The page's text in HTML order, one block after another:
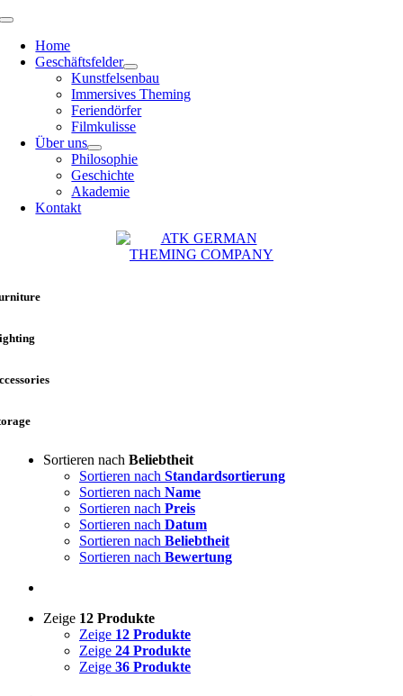
Zum
springen
Toggle
NavigationHome
Geschäftsfelder
Kunstfelsenbau
Immersives Theming
Feriendörfer
Filmkulisse
Über uns
Philosophie
Geschichte
Akademie
Kontakt
Sortieren nach Beliebtheit
Sortieren nach Standardsortierung
Sortieren nach Name
Sortieren nach Preis
Sortieren nach Datum
Sortieren nach Beliebtheit
Sortieren nach Bewertung
Zeige 12 Produkte
Zeige 12 Produkte
Zeige 24 Produkte
Zeige 36 Produkte